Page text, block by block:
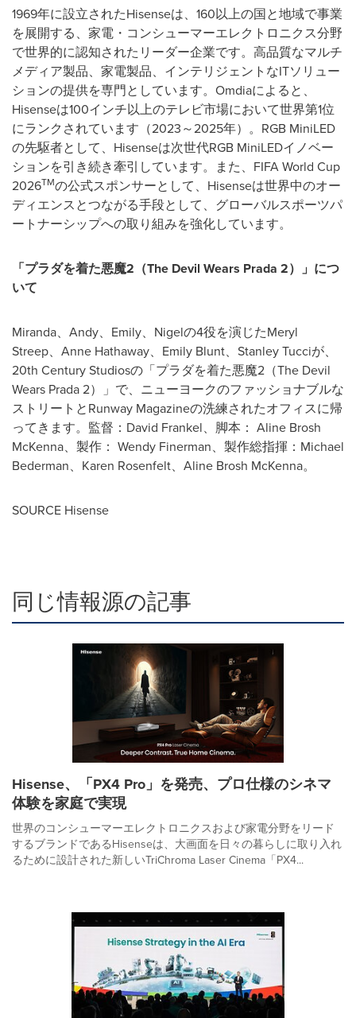
1969年に設立されたHisenseは、160以上の国と地域で事業
を展開する、家電・コンシューマーエレクトロニクス分野
で世界的に認知されたリーダー企業です。高品質なマルチ
メディア製品、家電製品、インテリジェントなITソリュー
ションの提供を専門としています。Omdiaによると、
Hisenseは100インチ以上のテレビ市場において世界第1位
にランクされています（2023～2025年）。RGB MiniLED
の先駆者として、Hisenseは次世代RGB MiniLEDイノベー
ションを引き続き牽引しています。また、FIFA World Cup
2026TMの公式スポンサーとして、Hisenseは世界中のオー
ディエンスとつながる手段として、グローバルスポーツパ
ートナーシップへの取り組みを強化しています。
「プラダを着た悪魔2（The Devil Wears Prada 2）」につ
いて
Miranda、Andy、Emily、Nigelの4役を演じたMeryl
Streep、Anne Hathaway、Emily Blunt、Stanley Tucciが、
20th Century Studiosの「プラダを着た悪魔2（The Devil
Wears Prada 2）」で、ニューヨークのファッショナブルな
ストリートとRunway Magazineの洗練されたオフィスに帰
ってきます。監督：David Frankel、脚本： Aline Brosh
McKenna、製作： Wendy Finerman、製作総指揮：Michael
Bederman、Karen Rosenfelt、Aline Brosh McKenna。
SOURCE Hisense
同じ情報源の記事
Hisense、「PX4 Pro」を発売、プロ仕様のシネマ
体験を家庭で実現
世界のコンシューマーエレクトロニクスおよび家電分野をリード
するブランドであるHisenseは、大画面を日々の暮らしに取り入れ
るために設計された新しいTriChroma Laser Cinema「PX4...